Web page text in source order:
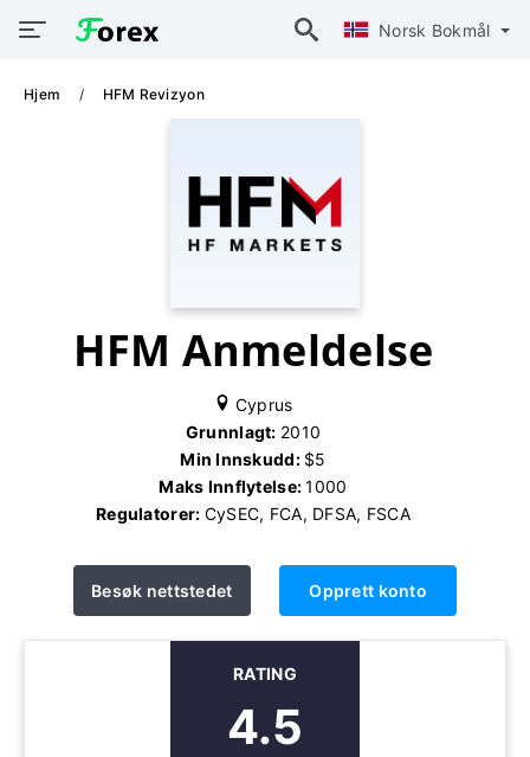
Norsk Bokmål
Hjem HFM Revizyon
HFM Anmeldelse
Cyprus
Grunnlagt: 2010
Min Innskudd: $5
Maks Innflytelse:1000
Regulatorer: CySEC, FCA, DFSA, FSCA
Besøk nettstedet Opprett konto
RATING
4.5